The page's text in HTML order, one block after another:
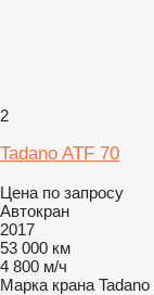
2
Tadano ATF 70
Цена по запросу
Автокран
2017
53 000 км
4 800 м/ч
Марка крана Tadano